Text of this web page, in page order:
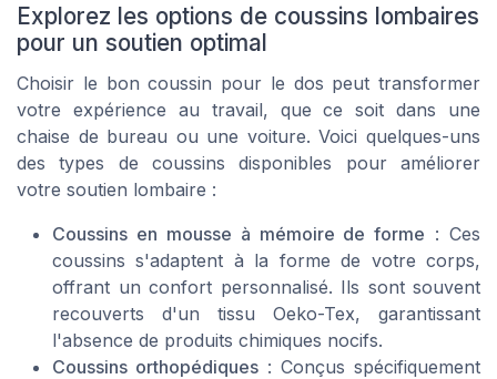
Explorez les options de coussins lombaires
pour un soutien optimal
Choisir le bon coussin pour le dos peut transformer
votre expérience au travail, que ce soit dans une
chaise de bureau ou une voiture. Voici quelques-uns
des types de coussins disponibles pour améliorer
votre soutien lombaire :
Coussins en mousse à mémoire de forme : Ces
coussins s'adaptent à la forme de votre corps,
offrant un confort personnalisé. Ils sont souvent
recouverts d'un tissu Oeko-Tex, garantissant
l'absence de produits chimiques nocifs.
Coussins orthopédiques : Conçus spécifiquement